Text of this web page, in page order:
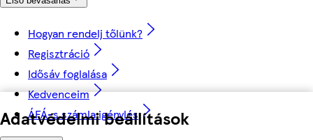
Adatvédelmi beállítások
Hogyan rendelj tőlünk?
Regisztráció
Idősáv foglalása
Kedvenceim
ÁFÁ-s számla igénylés